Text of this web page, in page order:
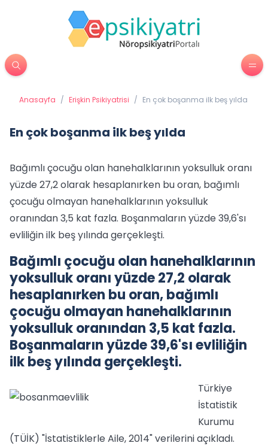
Anasayfa / Erişkin Psikiyatrisi / En çok boşanma ilk beş yılda
En çok boşanma ilk beş yılda
Bağımlı çocuğu olan hanehalklarının yoksulluk oranı
yüzde 27,2 olarak hesaplanırken bu oran, bağımlı
çocuğu olmayan hanehalklarının yoksulluk
oranından 3,5 kat fazla. Boşanmaların yüzde 39,6'sı
evliliğin ilk beş yılında gerçekleşti.
Bağımlı çocuğu olan hanehalklarının
yoksulluk oranı yüzde 27,2 olarak
hesaplanırken bu oran, bağımlı
çocuğu olmayan hanehalklarının
yoksulluk oranından 3,5 kat fazla.
Boşanmaların yüzde 39,6'sı evliliğin
ilk beş yılında gerçekleşti.
Türkiye
İstatistik
Kurumu
(TÜİK) "İstatistiklerle Aile, 2014" verilerini açıkladı.